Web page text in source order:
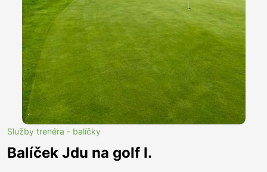
Služby trenéra - balíčky
Balíček Jdu na golf I.